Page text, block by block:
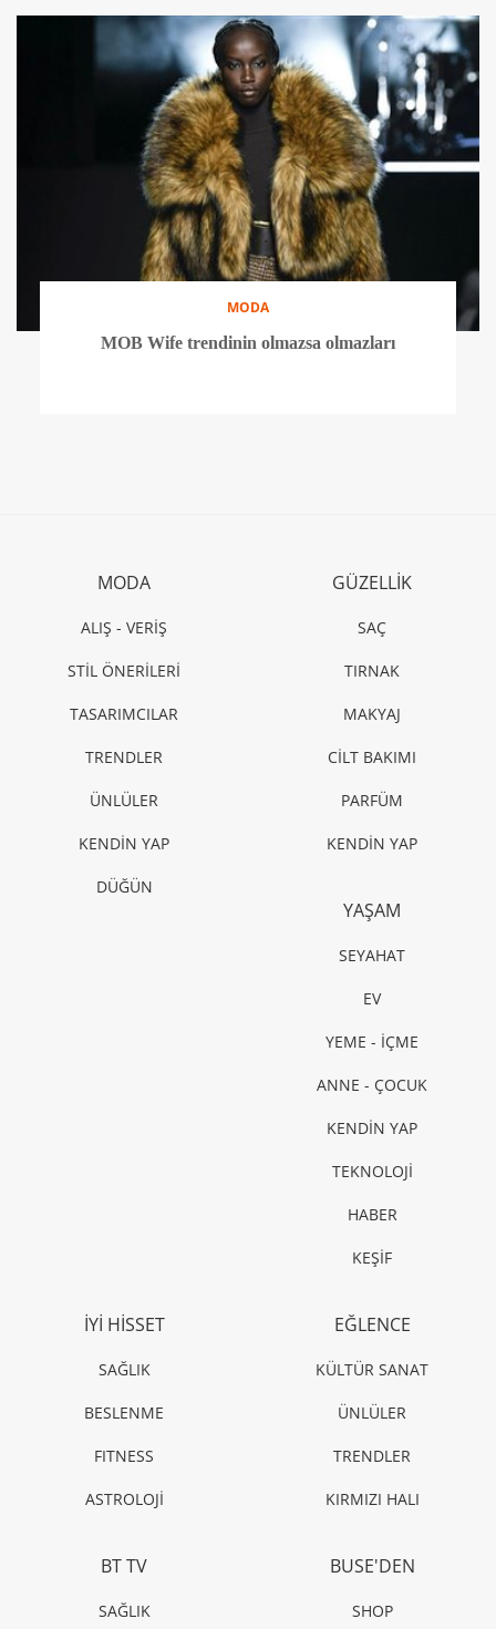
MODA
MOB Wife trendinin olmazsa olmazları
MODA
ALIŞ - VERİŞ
STİL ÖNERİLERİ
TASARIMCILAR
TRENDLER
ÜNLÜLER
KENDİN YAP
DÜĞÜN
GÜZELLİK
SAÇ
TIRNAK
MAKYAJ
CİLT BAKIMI
PARFÜM
KENDİN YAP
YAŞAM
SEYAHAT
EV
YEME - İÇME
ANNE - ÇOCUK
KENDİN YAP
TEKNOLOJİ
HABER
KEŞİF
İYİ HİSSET
SAĞLIK
BESLENME
FITNESS
ASTROLOJİ
EĞLENCE
KÜLTÜR SANAT
ÜNLÜLER
TRENDLER
KIRMIZI HALI
BT TV
SAĞLIK
BUSE'DEN
SHOP